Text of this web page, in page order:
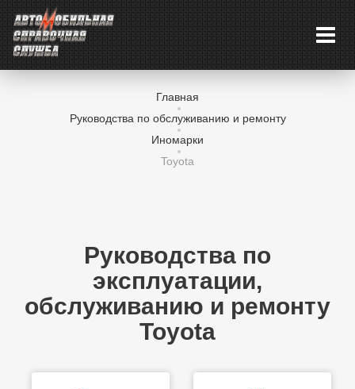
Главная
Руководства по обслуживанию и ремонту
Иномарки
Toyota
Руководства по
эксплуатации,
обслуживанию и ремонту
Toyota